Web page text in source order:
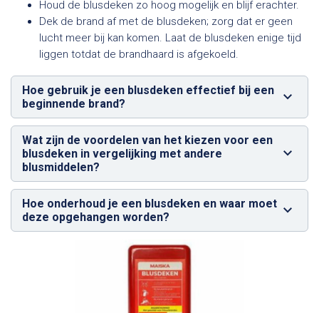
Houd de blusdeken zo hoog mogelijk en blijf erachter.
Dek de brand af met de blusdeken; zorg dat er geen
lucht meer bij kan komen. Laat de blusdeken enige tijd
liggen totdat de brandhaard is afgekoeld.
Hoe gebruik je een blusdeken effectief bij een
beginnende brand?
Wat zijn de voordelen van het kiezen voor een
blusdeken in vergelijking met andere
blusmiddelen?
Hoe onderhoud je een blusdeken en waar moet
deze opgehangen worden?